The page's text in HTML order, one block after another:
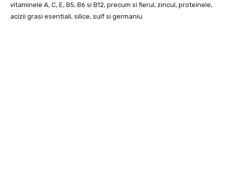
vitaminele A, C, E, B5, B6 si B12, precum si fierul, zincul, proteinele,
acizii grasi esentiali, silice, sulf si germaniu.